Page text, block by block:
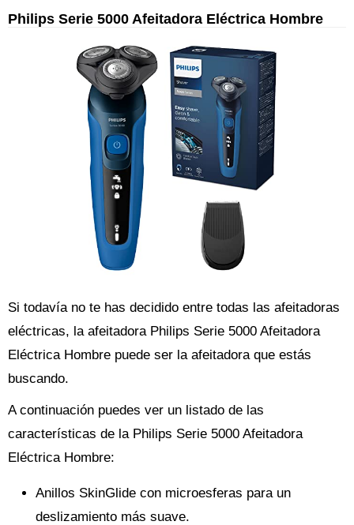
Philips Serie 5000 Afeitadora Eléctrica Hombre
Si todavía no te has decidido entre todas las afeitadoras
eléctricas, la afeitadora Philips Serie 5000 Afeitadora
Eléctrica Hombre puede ser la afeitadora que estás
buscando.
A continuación puedes ver un listado de las
características de la Philips Serie 5000 Afeitadora
Eléctrica Hombre:
Anillos SkinGlide con microesferas para un
deslizamiento más suave.